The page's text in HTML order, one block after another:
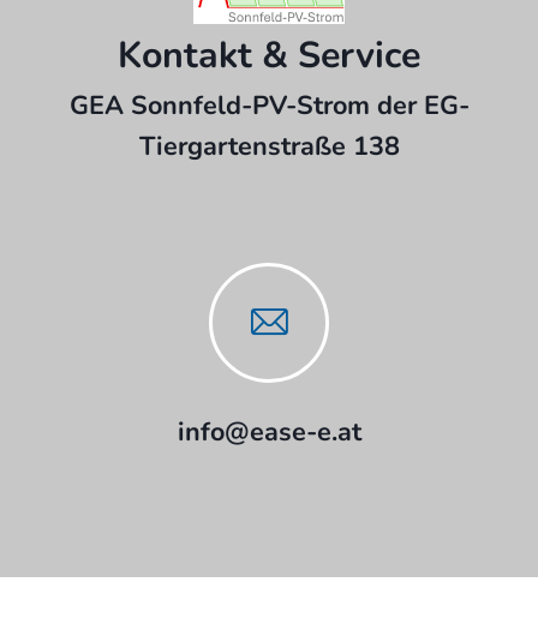
Kontakt & Service
GEA Sonnfeld-PV-Strom der EG-
Tiergartenstraße 138
info@ease-e.at